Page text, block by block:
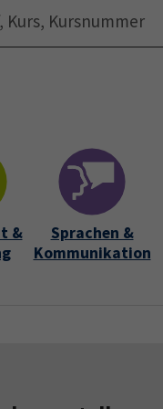
Programm
&
Sprachen &
Kommunikation